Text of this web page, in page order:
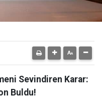
Sevindiren Karar:
Buldu!